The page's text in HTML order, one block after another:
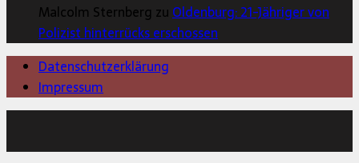
Malcolm Sternberg zu Oldenburg: 21-Jähriger von
Polizist hinterrücks erschossen
Datenschutzerklärung
Impressum